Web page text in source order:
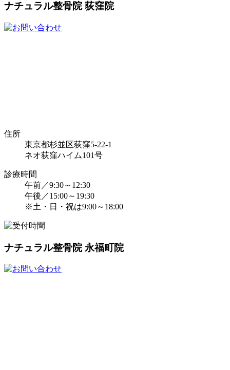
ナチュラル整骨院 荻窪院
住所
東京都杉並区荻窪5-22-1
ネオ荻窪ハイム101号
診療時間
午前／9:30～12:30
午後／15:00～19:30
※土・日・祝は9:00～18:00
ナチュラル整骨院 永福町院